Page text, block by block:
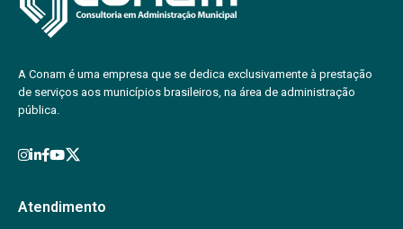
A Conam é uma empresa que se dedica exclusivamente à prestação
de serviços aos municípios brasileiros, na área de administração
pública.
Atendimento